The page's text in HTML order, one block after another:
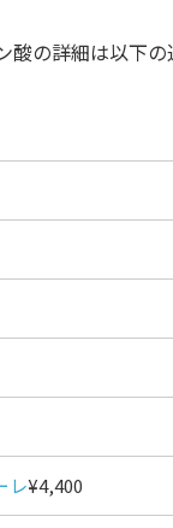
酸の詳細は以下の
レ¥4,400